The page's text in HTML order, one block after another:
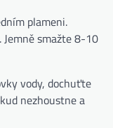
plameni.
smažte 8-10
vody, dochuťte
nezhoustne a